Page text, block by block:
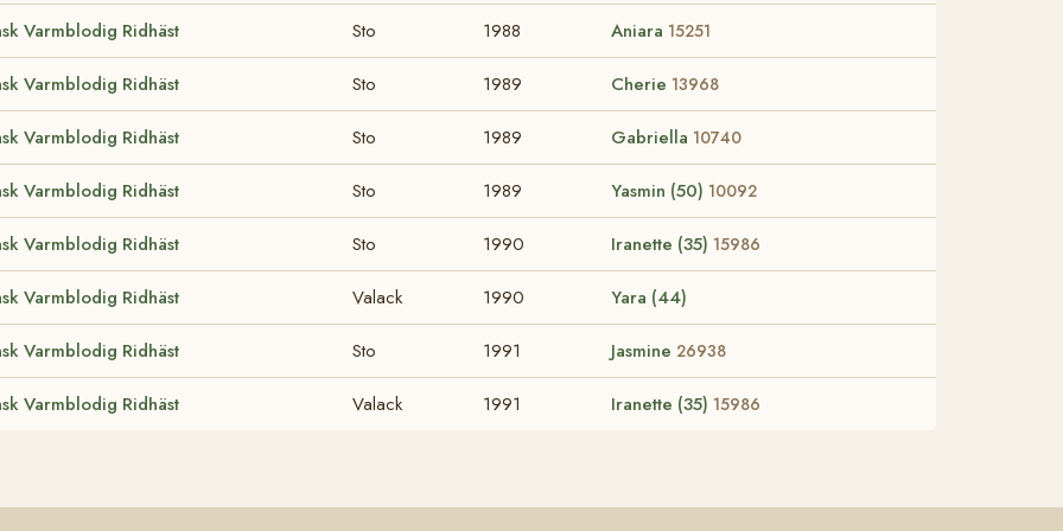
Varmblodig Ridhäst Sto 1988 Aniara 15251
Varmblodig Ridhäst Sto 1989 Cherie 13968
Varmblodig Ridhäst Sto 1989 Gabriella 10740
Varmblodig Ridhäst Sto 1989 Yasmin (50) 10092
Varmblodig Ridhäst Sto 1990 Iranette (35) 15986
Varmblodig Ridhäst Valack 1990 Yara (44)
Varmblodig Ridhäst Sto 1991 Jasmine 26938
Varmblodig Ridhäst Valack 1991 Iranette (35) 15986